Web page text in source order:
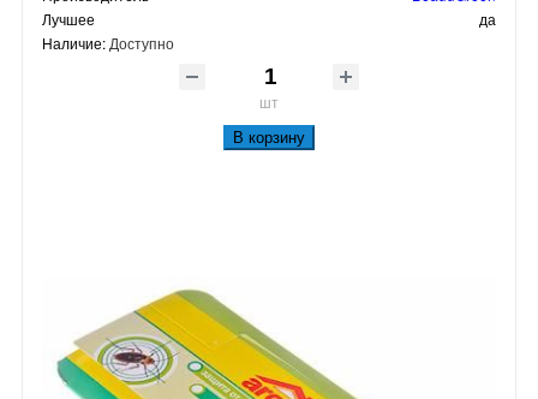
Лучшее
да
Наличие: Доступно
шт
В корзину